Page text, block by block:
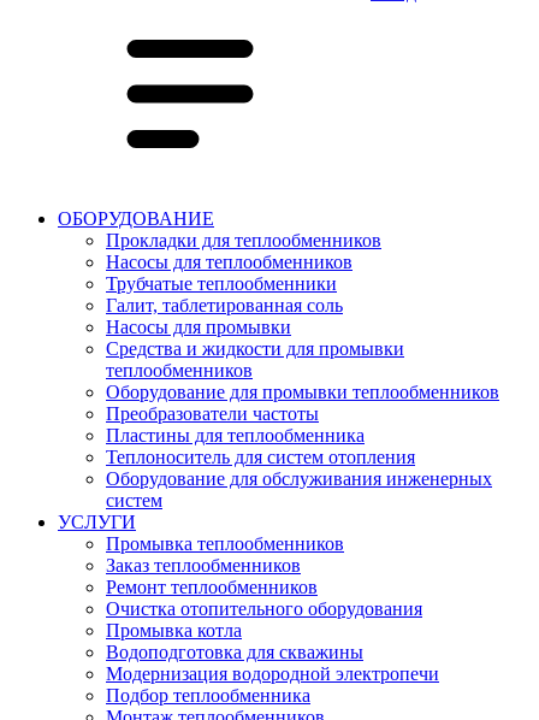
ОБОРУДОВАНИЕ
Прокладки для теплообменников
Насосы для теплообменников
Трубчатые теплообменники
Галит, таблетированная соль
Насосы для промывки
Средства и жидкости для промывки
теплообменников
Оборудование для промывки теплообменников
Преобразователи частоты
Пластины для теплообменника
Теплоноситель для систем отопления
Оборудование для обслуживания инженерных
систем
УСЛУГИ
Промывка теплообменников
Заказ теплообменников
Ремонт теплообменников
Очистка отопительного оборудования
Промывка котла
Водоподготовка для скважины
Модернизация водородной электропечи
Подбор теплообменника